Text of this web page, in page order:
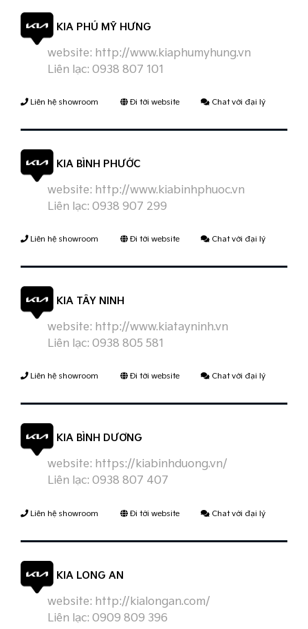
KIA PHÚ MỸ HƯNG
website: http://www.kiaphumyhung.vn
Liên lạc: 0938 807 101
Liên hệ showroom Đi tới website Chat với đại lý
KIA BÌNH PHƯỚC
website: http://www.kiabinhphuoc.vn
Liên lạc: 0938 907 299
Liên hệ showroom Đi tới website Chat với đại lý
KIA TÂY NINH
website: http://www.kiatayninh.vn
Liên lạc: 0938 805 581
Liên hệ showroom Đi tới website Chat với đại lý
KIA BÌNH DƯƠNG
website: https://kiabinhduong.vn/
Liên lạc: 0938 807 407
Liên hệ showroom Đi tới website Chat với đại lý
KIA LONG AN
website: http://kialongan.com/
Liên lạc: 0909 809 396